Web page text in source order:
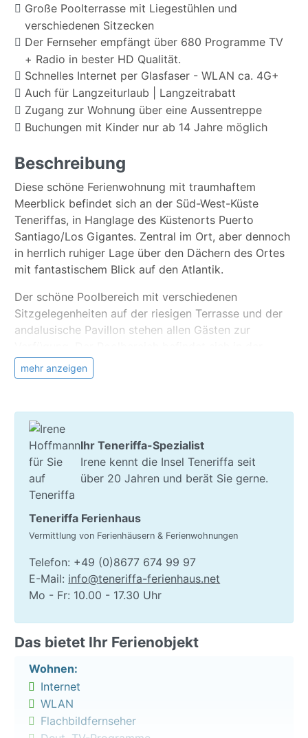
Große Poolterrasse mit Liegestühlen und
verschiedenen Sitzecken
Der Fernseher empfängt über 680 Programme TV
+ Radio in bester HD Qualität.
Schnelles Internet per Glasfaser - WLAN ca. 4G+
Auch für Langzeiturlaub | Langzeitrabatt
Zugang zur Wohnung über eine Aussentreppe
Buchungen mit Kinder nur ab 14 Jahre möglich
Beschreibung
Diese schöne Ferienwohnung mit traumhaftem
Meerblick befindet sich an der Süd-West-Küste
Teneriffas, in Hanglage des Küstenorts Puerto
Santiago/Los Gigantes. Zentral im Ort, aber dennoch
in herrlich ruhiger Lage über den Dächern des Ortes
mit fantastischem Blick auf den Atlantik.
Der schöne Poolbereich mit verschiedenen
Sitzgelegenheiten auf der riesigen Terrasse und der
andalusische Pavillon stehen allen Gästen zur
oberen Ebene (Außentreppe mit 21 Stufen).
Küche und Balkon.
Der Wohnraum verfügt über eine Essecke mit
großem Tisch und 4 Stühlen und eine gemütliche
Sofaecke mit Flachbildfernseher mit SAT-TV
(deutsche Programme) und schnellem WLAN. Von
dort aus gelangt man über eine große Glastür-Front
auf den Balkon mit Sitzgruppe und 2 Liegestühlen.
Vom Wohnzimmer wie auch vom Balkon aus genießt
man eine wunderschöne Sicht auf den Atlantik.
Die offene Küche schließt sich an und verfügt über
alles Nötige für einen Urlaub: 4-Platten Ceranfeld,
Kaffeemaschine, Mikrowelle, Kühl-
Gefrierkombination, Toaster und diverse andere
Kochutensilien. Auf dieser Ebene gibt es außerdem
ein Bad mit WC und Waschbecken.
In der 2. Ebene befinden sich die beiden
Schlafzimmer mit je einem Doppelbett (mit je 2
mehr anzeigen
Ihr Teneriffa-Spezialist
Irene kennt die Insel Teneriffa seit
über 20 Jahren und berät Sie gerne.
Teneriffa Ferienhaus
Vermittlung von Ferienhäusern & Ferienwohnungen
Telefon: +49 (0)8677 674 99 97
E-Mail: info@teneriffa-ferienhaus.net
Mo - Fr: 10.00 - 17.30 Uhr
Das bietet Ihr Ferienobjekt
Wohnen:
Internet
WLAN
Flachbildfernseher